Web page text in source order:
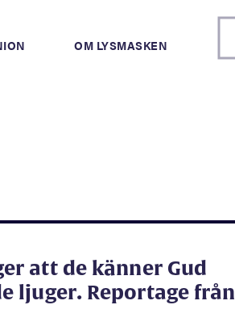
OM LYSMASKEN
att de känner Gud
ljuger. Reportage från